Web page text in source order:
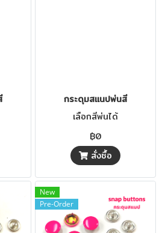
กระดุมสแนปพ่นสี
เลือกสีพ่นได้
฿0
สั่งซื้อ
New
Pre-Order